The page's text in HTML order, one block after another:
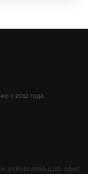
с 2012 года.
ул.Королева д.11Б, офис